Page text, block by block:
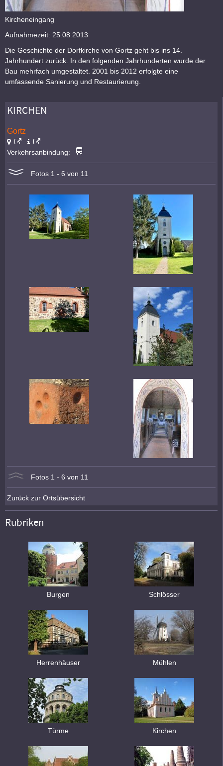
Kircheneingang
Aufnahmezeit: 25.08.2013
Die Geschichte der Dorfkirche von Gortz geht bis ins 14.
Jahrhundert zurück. In den folgenden Jahrhunderten wurde der
Bau mehrfach umgestaltet. 2001 bis 2012 erfolgte eine
umfassende Sanierung und Restaurierung.
KIRCHEN
Gortz
Verkehrsanbindung:
Fotos 1 - 6 von 11
Fotos 1 - 6 von 11
Zurück zur Ortsübersicht
Rubriken
Burgen Schlösser
Herrenhäuser Mühlen
Türme Kirchen